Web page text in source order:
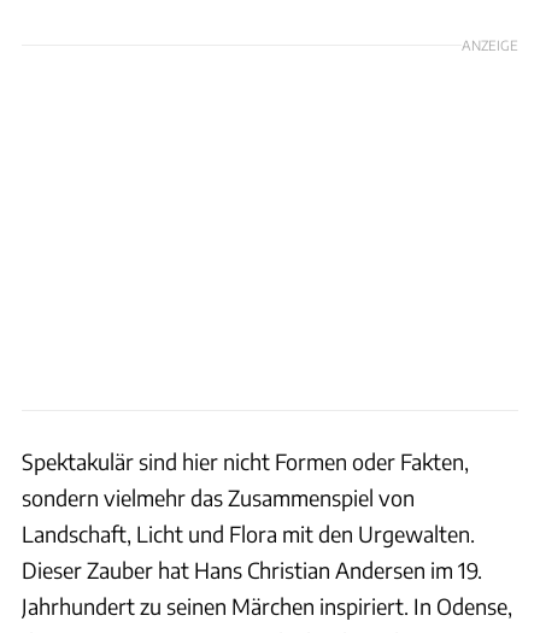
ANZEIGE
Spektakulär sind hier nicht Formen oder Fakten,
sondern vielmehr das Zusammenspiel von
Landschaft, Licht und Flora mit den Urgewalten.
Dieser Zauber hat Hans Christian Andersen im 19.
Jahrhundert zu seinen Märchen inspiriert. In Odense,